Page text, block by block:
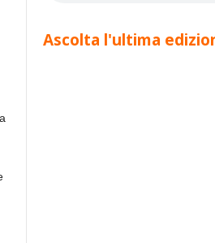
Ascolta l'ultima